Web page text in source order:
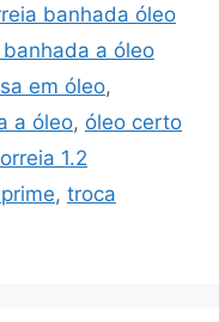
banhada óleo
a óleo
em óleo,
a óleo, óleo certo
1.2
, troca